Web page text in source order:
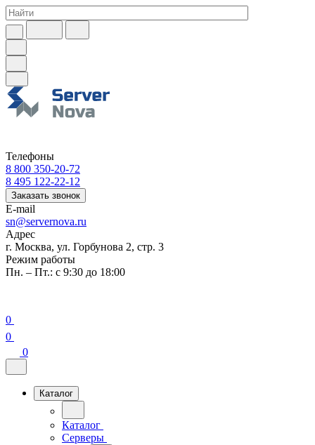
Телефоны
8 800 350-20-72
8 495 122-22-12
Заказать звонок
E-mail
sn@servernova.ru
Адрес
г. Москва, ул. Горбунова 2, стр. 3
Режим работы
Пн. – Пт.: с 9:30 до 18:00
0
0
0
Каталог
Каталог
Серверы